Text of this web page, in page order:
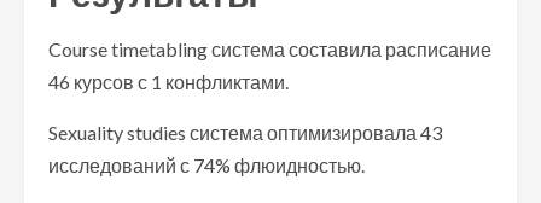
Course timetabling система составила расписание
46 курсов с 1 конфликтами.
Sexuality studies система оптимизировала 43
исследований с 74% флюидностью.